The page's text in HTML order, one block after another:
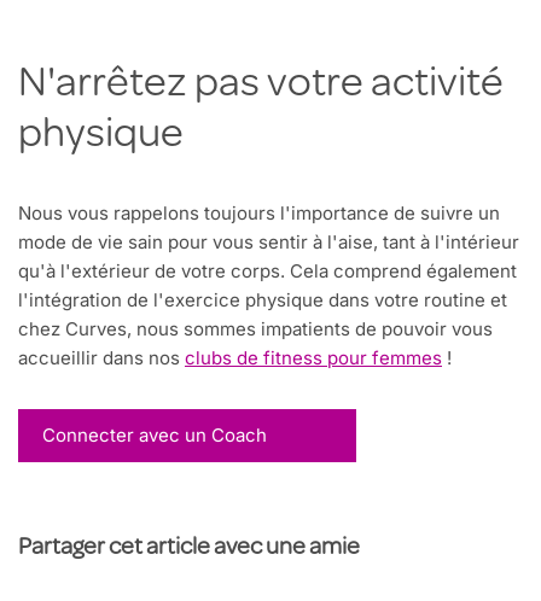
N'arrêtez pas votre activité
physique
Nous vous rappelons toujours l'importance de suivre un
mode de vie sain pour vous sentir à l'aise, tant à l'intérieur
qu'à l'extérieur de votre corps. Cela comprend également
l'intégration de l'exercice physique dans votre routine et
chez Curves, nous sommes impatients de pouvoir vous
accueillir dans nos clubs de fitness pour femmes !
Connecter avec un Coach
Partager cet article avec une amie